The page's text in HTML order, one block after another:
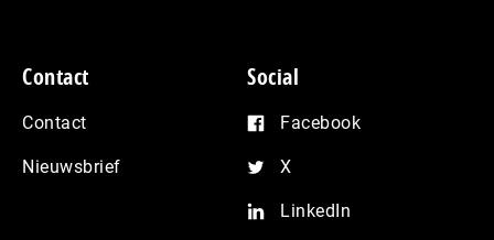
Contact
Contact
Nieuwsbrief
Social
Facebook
X
LinkedIn